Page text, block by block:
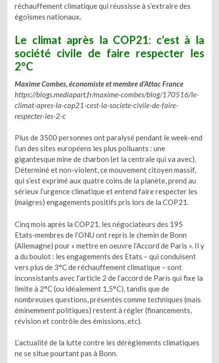
réchauffement climatique qui réussisse à s’extraire des
égoïsmes nationaux.
Le climat après la COP21: c’est à la
société civile de faire respecter les
2°C
Maxime Combes, économiste et membre d’Attac France
https://blogs.mediapart.fr/maxime-combes/blog/170516/le-
climat-apres-la-cop21-cest-la-societe-civile-de-faire-
respecter-les-2-c
Plus de 3500 personnes ont paralysé pendant le week-end
l’un des sites européens les plus polluants : une
gigantesque mine de charbon (et la centrale qui va avec).
Déterminé et non-violent, ce mouvement citoyen massif,
qui s’est exprimé aux quatre coins de la planète, prend au
sérieux l’urgence climatique et entend faire respecter les
(maigres) engagements positifs pris lors de la COP21.
Cinq mois après la COP21, les négociateurs des 195
Etats-membres de l’ONU ont repris le chemin de Bonn
(Allemagne) pour « mettre en oeuvre l’Accord de Paris ». Il y
a du boulot : les engagements des Etats – qui conduisent
vers plus de 3°C de réchauffement climatique – sont
inconsistants avec l’article 2 de l’accord de Paris qui fixe la
limite à 2°C (ou idéalement 1,5°C), tandis que de
nombreuses questions, présentés comme techniques (mais
éminemment politiques) restent à régler (financements,
révision et contrôle des émissions, etc).
L’actualité de la lutte contre les dérèglements climatiques
ne se situe pourtant pas à Bonn.